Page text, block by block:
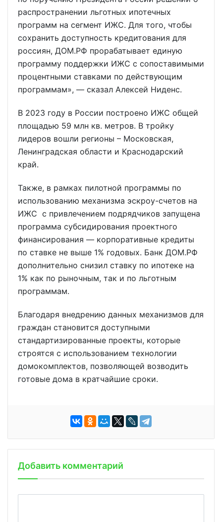
распространении льготных ипотечных
программ на сегмент ИЖС. Для того, чтобы
сохранить доступность кредитования для
россиян, ДОМ.РФ прорабатывает единую
программу поддержки ИЖС с сопоставимыми
процентными ставками по действующим
программам», — сказал Алексей Ниденс.
В 2023 году в России построено ИЖС общей
площадью 59 млн кв. метров. В тройку
лидеров вошли регионы – Московская,
Ленинградская области и Краснодарский
край.
Также, в рамках пилотной программы по
использованию механизма эскроу-счетов на
ИЖС с привлечением подрядчиков запущена
программа субсидирования проектного
финансирования — корпоративные кредиты
по ставке не выше 1% годовых. Банк ДОМ.РФ
дополнительно снизил ставку по ипотеке на
1% как по рыночным, так и по льготным
программам.
Благодаря внедрению данных механизмов для
граждан становится доступными
стандартизированные проекты, которые
строятся с использованием технологии
домокомплектов, позволяющей возводить
готовые дома в кратчайшие сроки.
Добавить комментарий